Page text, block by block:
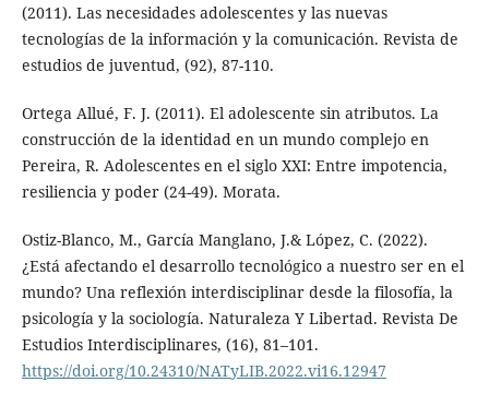
(2011). Las necesidades adolescentes y las nuevas
tecnologías de la información y la comunicación. Revista de
estudios de juventud, (92), 87-110.
Ortega Allué, F. J. (2011). El adolescente sin atributos. La
construcción de la identidad en un mundo complejo en
Pereira, R. Adolescentes en el siglo XXI: Entre impotencia,
resiliencia y poder (24-49). Morata.
Ostiz-Blanco, M., García Manglano, J.& López, C. (2022).
¿Está afectando el desarrollo tecnológico a nuestro ser en el
mundo? Una reflexión interdisciplinar desde la filosofía, la
psicología y la sociología. Naturaleza Y Libertad. Revista De
Estudios Interdisciplinares, (16), 81–101.
https://doi.org/10.24310/NATyLIB.2022.vi16.12947